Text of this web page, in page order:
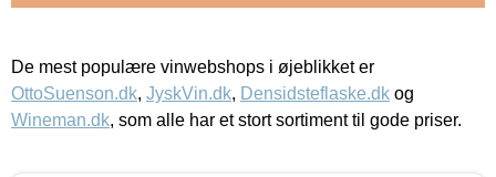
De mest populære vinwebshops i øjeblikket er
OttoSuenson.dk, JyskVin.dk, Densidsteflaske.dk og
Wineman.dk, som alle har et stort sortiment til gode priser.